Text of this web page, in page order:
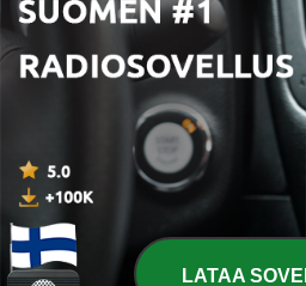
06 elok. 2026
4208 - ¿Cree en este Millonarios?
5 de agosto del 2026
4207 -
¿Jugar con # 10 o jugar sin
Fútbol, 4 de agosto del 2026
04 elok. 2026
LATAA